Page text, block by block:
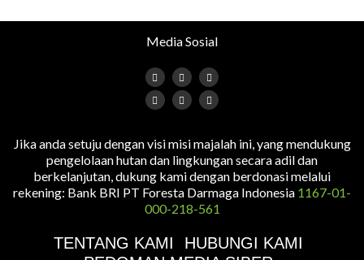
Media Sosial
Jika anda setuju dengan visi misi majalah ini, yang mendukung
pengelolaan hutan dan lingkungan secara adil dan
berkelanjutan, dukung kami dengan berdonasi melalui
rekening: Bank BRI PT Foresta Darmaga Indonesia 1167-01-
000-218-561
TENTANG KAMI
HUBUNGI KAMI